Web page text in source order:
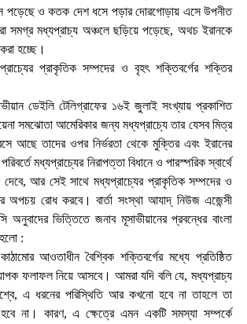
পড়েছে ও কতক দেশ ধসে পড়ার দোরগোড়ায় এসে উপনীত
সমগ্র মধ্যপ্রাচ্য অঞ্চলে ছড়িয়ে পড়েছে, অথচ ইরানকে
হচ্ছে।
প্রাকৃতিক সম্পদের ও বৃহৎ শক্তিবর্গের শক্তির
ডেইলি টেলিগ্রাফের ১৬ই জুলাই সংখ্যায় প্রকাশিত
সমঝোতা আমেরিকার জন্য মধ্যপ্রাচ্যে তার যেসব মিত্র
আছে তাদের ওপর নির্ভরতা থেকে মুক্তির এবং ইরানের
মধ্যপ্রাচ্যের নিরাপত্তা বিধানে ও পারস্পরিক স্বার্থে
আর সেই সাথে মধ্যপ্রাচ্যের প্রাকৃতিক সম্পদের ও
অপচয় রোধ করবে। বার্তা সংস্থা আযাদ্ নিউজ এজেন্সী
অনুবাদের ভিত্তিতে জনাব মূসাভীয়ানের প্রবন্ধের বাংলা
:
আওতাধীন বৈশ্বিক শক্তিবর্গের মধ্যে প্রতিষ্ঠিত
ফলাফল নিয়ে আসবে। আমরা যদি বলি যে, মধ্যপ্রাচ্য
এ ধরনের পরিস্থিতি আর কখনো হবে না তাহলে তা
না। কারণ, এ ক্ষেত্রে এমন একটি সমস্যা সম্পর্কে